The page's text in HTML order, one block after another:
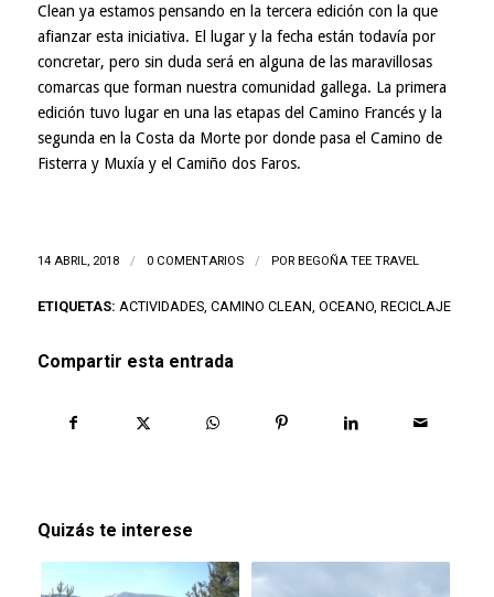
Clean ya estamos pensando en la tercera edición con la que
afianzar esta iniciativa. El lugar y la fecha están todavía por
concretar, pero sin duda será en alguna de las maravillosas
comarcas que forman nuestra comunidad gallega. La primera
edición tuvo lugar en una las etapas del Camino Francés y la
segunda en la Costa da Morte por donde pasa el Camino de
Fisterra y Muxía y el Camiño dos Faros.
14 ABRIL, 2018 / 0 COMENTARIOS / POR BEGOÑA TEE TRAVEL
ETIQUETAS: ACTIVIDADES, CAMINO CLEAN OCEANO, RECICLAJE
Compartir esta entrada
Quizás te interese